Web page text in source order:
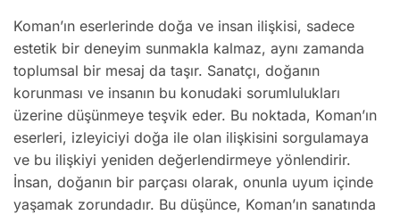
Koman’ın eserlerinde doğa ve insan ilişkisi, sadece
estetik bir deneyim sunmakla kalmaz, aynı zamanda
toplumsal bir mesaj da taşır. Sanatçı, doğanın
korunması ve insanın bu konudaki sorumlulukları
üzerine düşünmeye teşvik eder. Bu noktada, Koman’ın
eserleri, izleyiciyi doğa ile olan ilişkisini sorgulamaya
ve bu ilişkiyi yeniden değerlendirmeye yönlendirir.
İnsan, doğanın bir parçası olarak, onunla uyum içinde
yaşamak zorundadır. Bu düşünce, Koman’ın sanatında